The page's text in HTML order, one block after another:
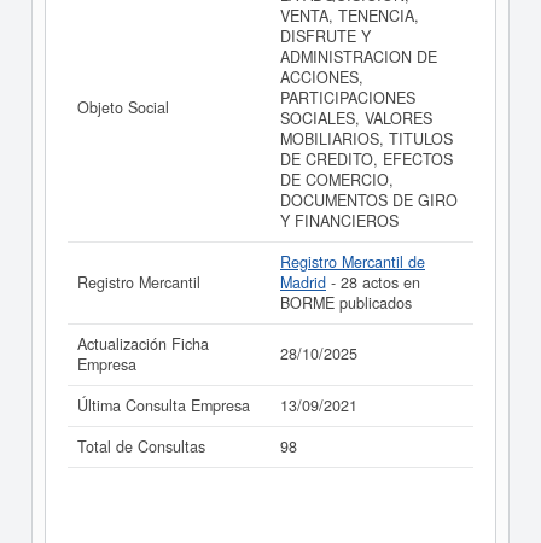
realizado el 28/10/2025.
Objeto Social
VENTA, TENENCIA,
DISFRUTE Y
ADMINISTRACION DE
ACCIONES,
PARTICIPACIONES
SOCIALES, VALORES
MOBILIARIOS, TITULOS
DE CREDITO, EFECTOS
DE COMERCIO,
DOCUMENTOS DE GIRO
Y FINANCIEROS
Registro Mercantil
Registro Mercantil de
Madrid - 28 actos en
BORME publicados
Actualización Ficha
Empresa
28/10/2025
Última Consulta Empresa
13/09/2021
Total de Consultas
98